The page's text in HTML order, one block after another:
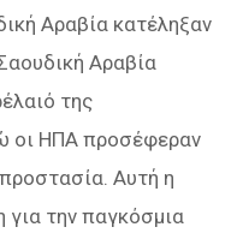
Αραβία κατέληξαν
Αραβία
της
οι ΗΠΑ προσέφεραν
Αυτή η
την παγκόσμια